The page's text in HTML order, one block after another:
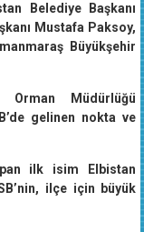
Mustafa Paksoy,
Büyükşehir
Müdürlüğü
gelinen nokta ve
ilçe için büyük